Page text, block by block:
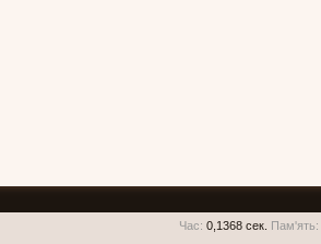
Час: 0,1368 сек. Пам'ять: